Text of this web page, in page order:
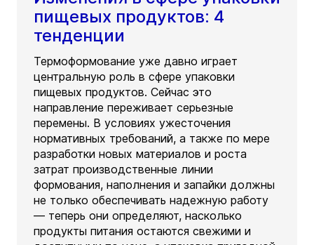
пищевых продуктов: 4
тенденции
Термоформование уже давно играет
центральную роль в сфере упаковки
пищевых продуктов. Сейчас это
направление переживает серьезные
перемены. В условиях ужесточения
нормативных требований, а также по мере
разработки новых материалов и роста
затрат производственные линии
формования, наполнения и запайки должны
не только обеспечивать надежную работу
— теперь они определяют, насколько
продукты питания остаются свежими и